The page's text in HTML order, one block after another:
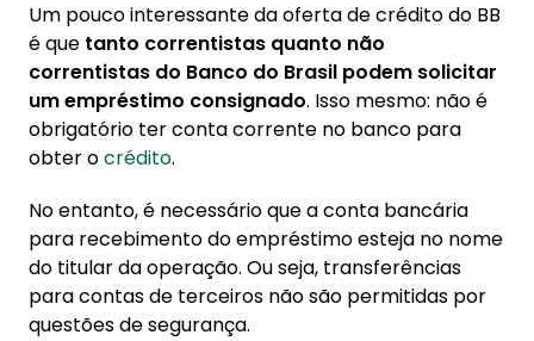
Um pouco interessante da oferta de crédito do BB
é que tanto correntistas quanto não
correntistas do Banco do Brasil podem solicitar
um empréstimo consignado. Isso mesmo: não é
obrigatório ter conta corrente no banco para
obter ocrédito.
No entanto, é necessário que a conta bancária
para recebimento do empréstimo esteja no nome
do titular da operação. Ou seja, transferências
para contas de terceiros não são permitidas por
questões de segurança.